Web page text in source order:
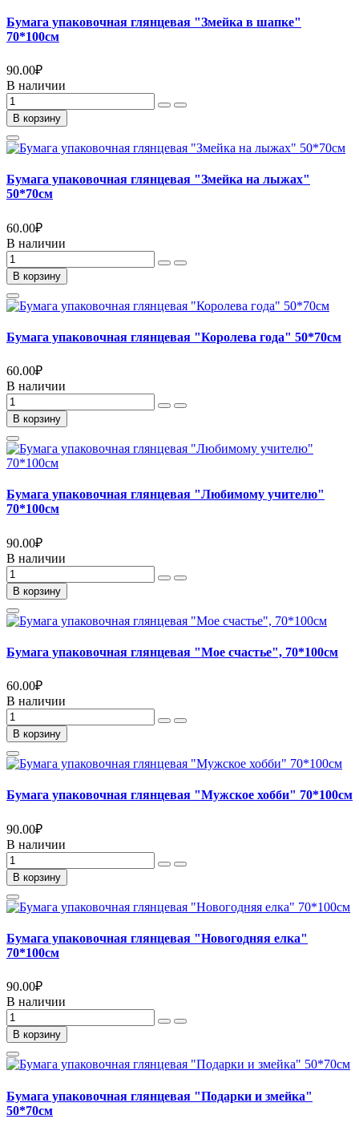
Бумага упаковочная глянцевая "Змейка в шапке"
70*100см
90.00₽
В наличии
В корзину
Бумага упаковочная глянцевая "Змейка на лыжах"
50*70см
60.00₽
В наличии
В корзину
Бумага упаковочная глянцевая "Королева года" 50*70см
60.00₽
В наличии
В корзину
Бумага упаковочная глянцевая "Любимому учителю"
70*100см
90.00₽
В наличии
В корзину
Бумага упаковочная глянцевая "Мое счастье", 70*100см
60.00₽
В наличии
В корзину
Бумага упаковочная глянцевая "Мужское хобби" 70*100см
90.00₽
В наличии
В корзину
Бумага упаковочная глянцевая "Новогодняя елка"
70*100см
90.00₽
В наличии
В корзину
Бумага упаковочная глянцевая "Подарки и змейка"
50*70см